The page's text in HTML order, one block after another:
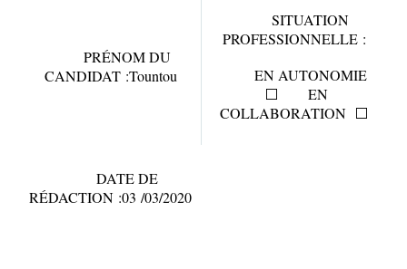
PRÉNOM DU
CANDIDAT :Tountou
SITUATION
PROFESSIONNELLE :
EN AUTONOMIE
⬜ EN
COLLABORATION ⬜
DATE DE
RÉDACTION :03 /03/2020